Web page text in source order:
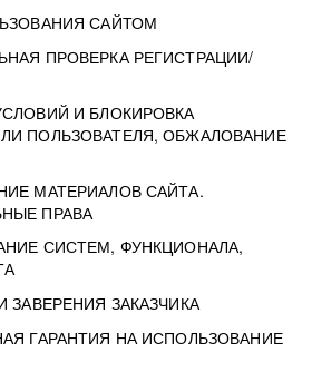
САЙТОМ
ПРОВЕРКА РЕГИСТРАЦИИ/
И БЛОКИРОВКА
ПОЛЬЗОВАТЕЛЯ, ОБЖАЛОВАНИЕ
МАТЕРИАЛОВ САЙТА.
ПРАВА
СИСТЕМ, ФУНКЦИОНАЛА,
ЗАВЕРЕНИЯ ЗАКАЗЧИКА
ГАРАНТИЯ НА ИСПОЛЬЗОВАНИЕ